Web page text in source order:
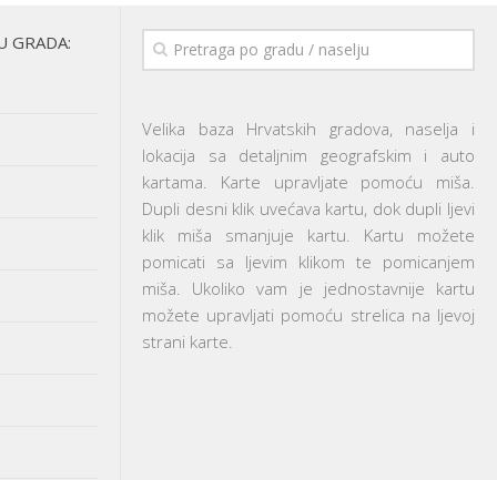
Velika baza Hrvatskih gradova, naselja i
lokacija sa detaljnim geografskim i auto
kartama. Karte upravljate pomoću miša.
Dupli desni klik uvećava kartu, dok dupli ljevi
klik miša smanjuje kartu. Kartu možete
pomicati sa ljevim klikom te pomicanjem
miša. Ukoliko vam je jednostavnije kartu
možete upravljati pomoću strelica na ljevoj
strani karte.
GRADA: